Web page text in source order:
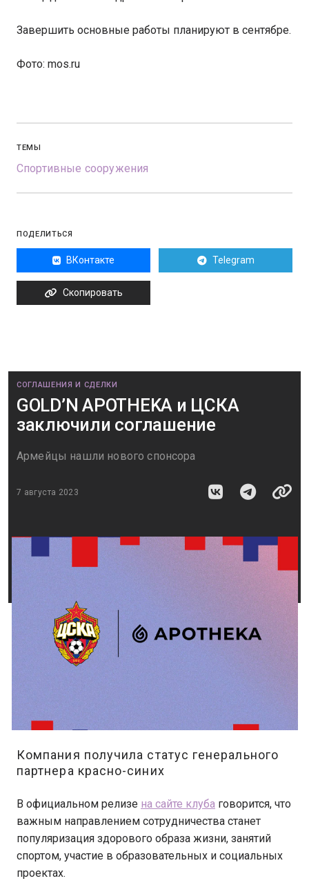
Завершить основные работы планируют в сентябре.
Фото: mos.ru
ТЕМЫ
Спортивные сооружения
ПОДЕЛИТЬСЯ
ВКонтакте Telegram
Скопировать
СОГЛАШЕНИЯ И СДЕЛКИ
GOLD’N APOTHEKA и ЦСКА
заключили соглашение
Армейцы нашли нового спонсора
7 августа 2023
Компания получила статус генерального
партнера красно-синих
В официальном релизе на сайте клуба говорится, что
важным направлением сотрудничества станет
популяризация здорового образа жизни, занятий
спортом, участие в образовательных и социальных
проектах.